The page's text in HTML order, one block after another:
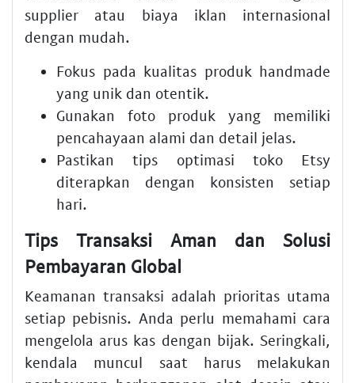
supplier atau biaya iklan internasional
dengan mudah.
Fokus pada kualitas produk handmade
yang unik dan otentik.
Gunakan foto produk yang memiliki
pencahayaan alami dan detail jelas.
Pastikan tips optimasi toko Etsy
diterapkan dengan konsisten setiap
hari.
Tips Transaksi Aman dan Solusi
Pembayaran Global
Keamanan transaksi adalah prioritas utama
setiap pebisnis. Anda perlu memahami cara
mengelola arus kas dengan bijak. Seringkali,
kendala muncul saat harus melakukan